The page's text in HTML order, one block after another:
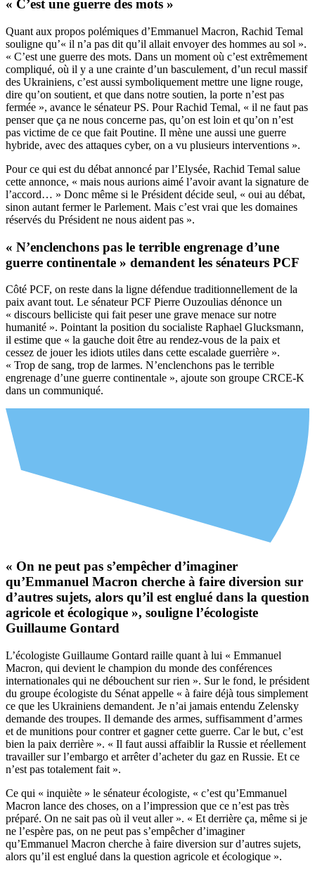
« C’est une guerre des mots »
Quant aux propos polémiques d’Emmanuel Macron, Rachid Temal
souligne qu’« il n’a pas dit qu’il allait envoyer des hommes au sol ».
« C’est une guerre des mots. Dans un moment où c’est extrêmement
compliqué, où il y a une crainte d’un basculement, d’un recul massif
des Ukrainiens, c’est aussi symboliquement mettre une ligne rouge,
dire qu’on soutient, et que dans notre soutien, la porte n’est pas
fermée », avance le sénateur PS. Pour Rachid Temal, « il ne faut pas
penser que ça ne nous concerne pas, qu’on est loin et qu’on n’est
pas victime de ce que fait Poutine. Il mène une aussi une guerre
hybride, avec des attaques cyber, on a vu plusieurs interventions ».
Pour ce qui est du débat annoncé par l’Elysée, Rachid Temal salue
cette annonce, « mais nous aurions aimé l’avoir avant la signature de
l’accord… » Donc même si le Président décide seul, « oui au débat,
sinon autant fermer le Parlement. Mais c’est vrai que les domaines
réservés du Président ne nous aident pas ».
« N’enclenchons pas le terrible engrenage d’une
guerre continentale » demandent les sénateurs PCF
Côté PCF, on reste dans la ligne défendue traditionnellement de la
paix avant tout. Le sénateur PCF Pierre Ouzoulias dénonce un
« discours belliciste qui fait peser une grave menace sur notre
humanité ». Pointant la position du socialiste Raphael Glucksmann,
il estime que « la gauche doit être au rendez-vous de la paix et
cessez de jouer les idiots utiles dans cette escalade guerrière ».
« Trop de sang, trop de larmes. N’enclenchons pas le terrible
engrenage d’une guerre continentale », ajoute son groupe CRCE-K
dans un communiqué.
« On ne peut pas s’empêcher d’imaginer
qu’Emmanuel Macron cherche à faire diversion sur
d’autres sujets, alors qu’il est englué dans la question
agricole et écologique », souligne l’écologiste
Guillaume Gontard
L’écologiste Guillaume Gontard raille quant à lui « Emmanuel
Macron, qui devient le champion du monde des conférences
internationales qui ne débouchent sur rien ». Sur le fond, le président
du groupe écologiste du Sénat appelle « à faire déjà tous simplement
ce que les Ukrainiens demandent. Je n’ai jamais entendu Zelensky
demande des troupes. Il demande des armes, suffisamment d’armes
et de munitions pour contrer et gagner cette guerre. Car le but, c’est
bien la paix derrière ». « Il faut aussi affaiblir la Russie et réellement
travailler sur l’embargo et arrêter d’acheter du gaz en Russie. Et ce
n’est pas totalement fait ».
Ce qui « inquiète » le sénateur écologiste, « c’est qu’Emmanuel
Macron lance des choses, on a l’impression que ce n’est pas très
préparé. On ne sait pas où il veut aller ». « Et derrière ça, même si je
ne l’espère pas, on ne peut pas s’empêcher d’imaginer
qu’Emmanuel Macron cherche à faire diversion sur d’autres sujets,
alors qu’il est englué dans la question agricole et écologique ».